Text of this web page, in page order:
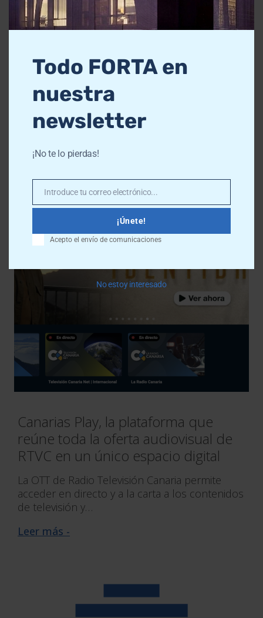
Más info
Últimas noticias
Más info
Canarias Play, la plataforma que
reúne toda la oferta audiovisual de
RTVC en un único espacio digital
La OTT de Radio Televisión Canaria permite
acceder en directo y a la carta a los contenidos
de televisión y…
Leer más -
Todo FORTA en
nuestra
newsletter
¡No te lo pierdas!
Email
Introduce tu correo electrónico...
¡Únete!
Acepto el envío de comunicaciones
No estoy interesado